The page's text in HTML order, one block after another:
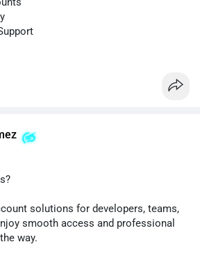
2683
solutions for developers, teams,
smooth access and professional
way.